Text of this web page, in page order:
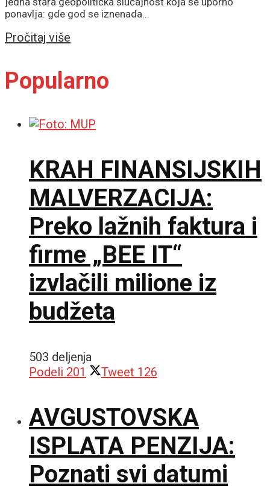
ponavlja: gde god se iznenada...
Pročitaj više
Popularno
KRAH FINANSIJSKIH
MALVERZACIJA:
Preko lažnih faktura i
firme „BEE IT“
izvlačili milione iz
budžeta
503 deljenja
Podeli 201 Tweet 126
AVGUSTOVSKA
ISPLATA PENZIJA:
Poznati svi datumi